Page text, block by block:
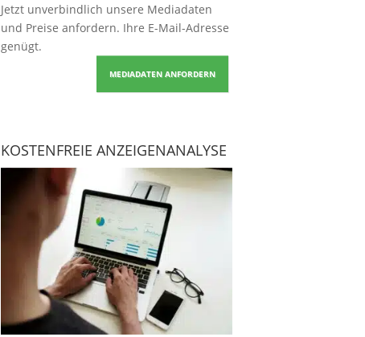
Jetzt unverbindlich unsere Mediadaten
und Preise anfordern. Ihre E-Mail-Adresse
genügt.
MEDIADATEN ANFORDERN
KOSTENFREIE ANZEIGENANALYSE